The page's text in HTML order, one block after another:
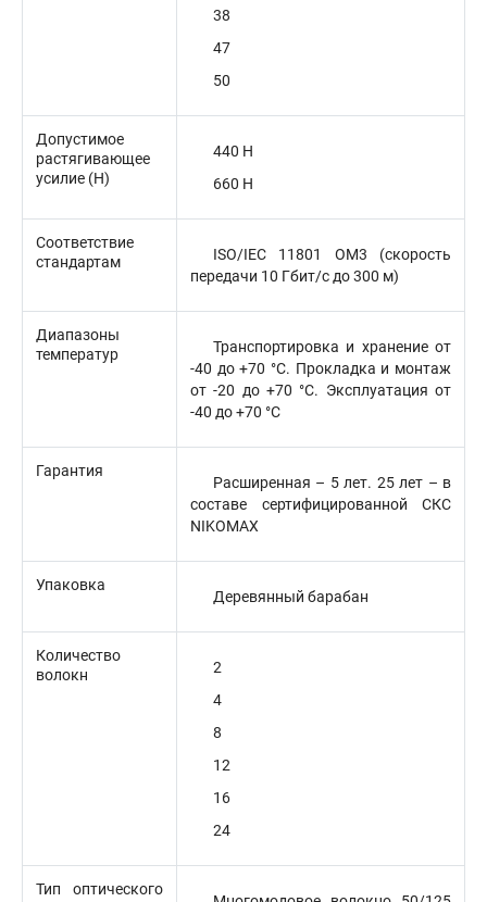
38
47
50
Допустимое
растягивающее
усилие (H)
440 Н
660 Н
Соответствие
стандартам
ISO/IEC 11801 OM3 (скорость
передачи 10 Гбит/с до 300 м)
Диапазоны
температур
Транспортировка и хранение от
-40 до +70 °C. Прокладка и монтаж
от -20 до +70 °C. Эксплуатация от
-40 до +70 °C
Гарантия
Расширенная – 5 лет. 25 лет – в
составе сертифицированной СКС
NIKOMAX
Упаковка
Деревянный барабан
Количество
волокн
2
4
8
12
16
24
Тип оптического